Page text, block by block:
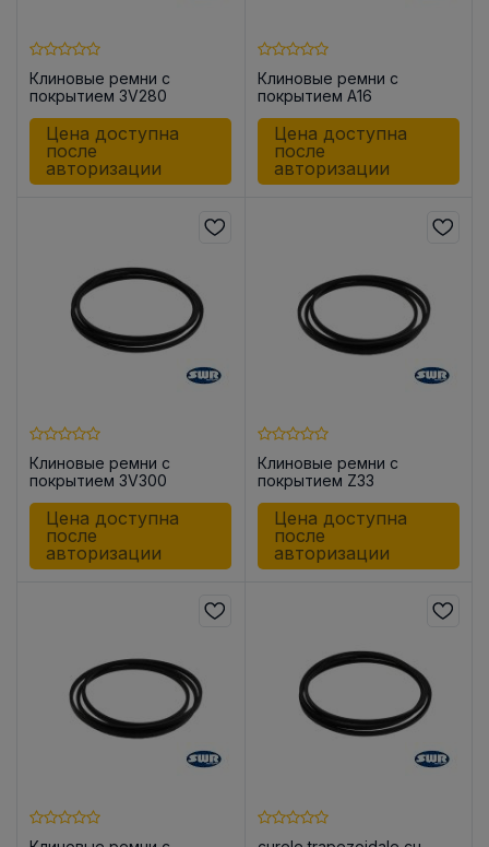
Клиновые ремни с
покрытием 3V280
Цена доступна
после
авторизации
Клиновые ремни с
покрытием A16
Цена доступна
после
авторизации
Клиновые ремни с
покрытием 3V300
Цена доступна
после
авторизации
Клиновые ремни с
покрытием Z33
Цена доступна
после
авторизации